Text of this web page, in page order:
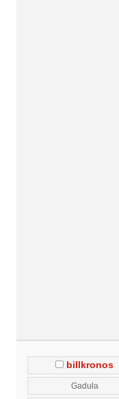
billkronos
Gaduła